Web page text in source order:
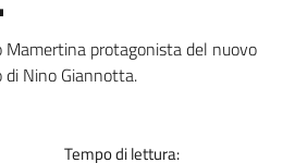
notiziaprotagonista del nuovo
Nino Giannotta.
Tempo di lettura: